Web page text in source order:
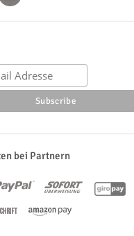
bei Partnern